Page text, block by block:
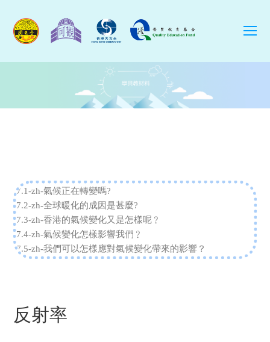
7.1-zh-氣候正在轉變嗎?
7.2-zh-全球暖化的成因是甚麼?
7.3-zh-香港的氣候變化又是怎樣呢﹖
7.4-zh-氣候變化怎樣影響我們﹖
7.5-zh-我們可以怎樣應對氣候變化帶來的影響？
反射率